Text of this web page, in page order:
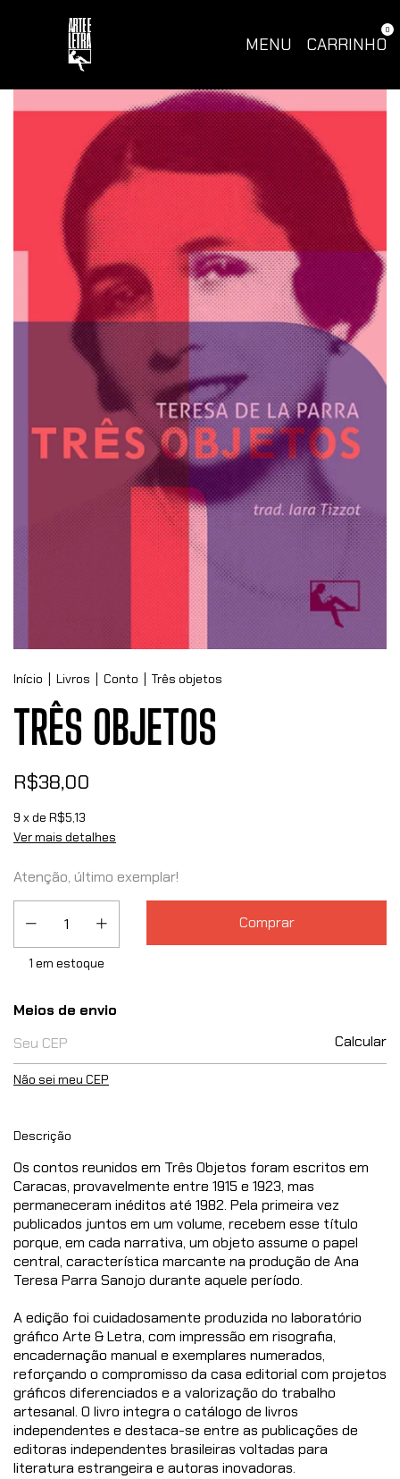
MENU CARRINHO
0
Início Livros Conto Três objetos
TRÊS OBJETOS
R$38,00
9 x de R$5,13
Ver mais detalhes
Atenção, último exemplar!
1 em estoque
Entregas para o CEP:
Meios de envio
Calcular
Não sei meu CEP
Descrição
Os contos reunidos em Três Objetos foram escritos em
Caracas, provavelmente entre 1915 e 1923, mas
permaneceram inéditos até 1982. Pela primeira vez
publicados juntos em um volume, recebem esse título
porque, em cada narrativa, um objeto assume o papel
central, característica marcante na produção de Ana
Teresa Parra Sanojo durante aquele período.
A edição foi cuidadosamente produzida no laboratório
gráfico Arte & Letra, com impressão em risografia,
encadernação manual e exemplares numerados,
reforçando o compromisso da casa editorial com projetos
gráficos diferenciados e a valorização do trabalho
artesanal. O livro integra o catálogo de livros
independentes e destaca-se entre as publicações de
editoras independentes brasileiras voltadas para
literatura estrangeira e autoras inovadoras.